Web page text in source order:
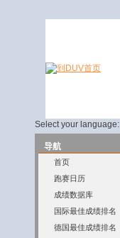
Select your language:
导航
首页
跑赛日历
成绩数据库
国际最佳成绩排名
德国最佳成绩排名